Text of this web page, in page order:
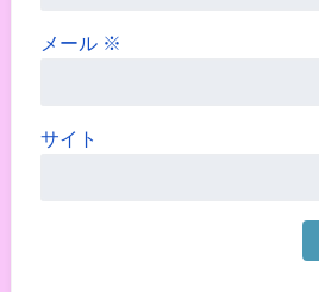
メール ※
サイト